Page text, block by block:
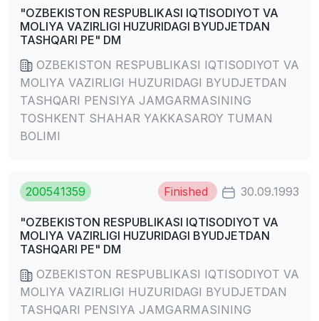
"OZBEKISTON RESPUBLIKASI IQTISODIYOT VA
MOLIYA VAZIRLIGI HUZURIDAGI BYUDJETDAN
TASHQARI PE" DM
OZBEKISTON RESPUBLIKASI IQTISODIYOT VA
MOLIYA VAZIRLIGI HUZURIDAGI BYUDJETDAN
TASHQARI PENSIYA JAMGARMASINING
TOSHKENT SHAHAR YAKKASAROY TUMAN
BOLIMI
200541359 Finished 30.09.1993
"OZBEKISTON RESPUBLIKASI IQTISODIYOT VA
MOLIYA VAZIRLIGI HUZURIDAGI BYUDJETDAN
TASHQARI PE" DM
OZBEKISTON RESPUBLIKASI IQTISODIYOT VA
MOLIYA VAZIRLIGI HUZURIDAGI BYUDJETDAN
TASHQARI PENSIYA JAMGARMASINING